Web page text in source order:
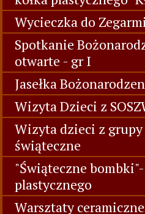
Wycieczka do
Spotkanie
otwarte - gr I
Jasełka
Wizyta Dzieci z
Wizyta dzieci z
świąteczne
"Świąteczne
plastycznego
Warsztaty